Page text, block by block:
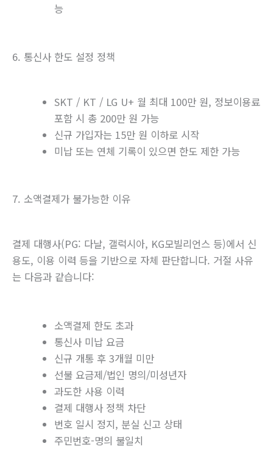
능
6. 통신사 한도 설정 정책
SKT / KT / LG U+ 월 최대 100만 원, 정보이용료
포함 시 총 200만 원 가능
신규 가입자는 15만 원 이하로 시작
미납 또는 연체 기록이 있으면 한도 제한 가능
7. 소액결제가 불가능한 이유
결제 대행사(PG: 다날, 갤럭시아, KG모빌리언스 등)에서 신
용도, 이용 이력 등을 기반으로 자체 판단합니다. 거절 사유
는 다음과 같습니다:
소액결제 한도 초과
통신사 미납 요금
신규 개통 후 3개월 미만
선불 요금제/법인 명의/미성년자
과도한 사용 이력
결제 대행사 정책 차단
번호 일시 정지, 분실 신고 상태
주민번호-명의 불일치